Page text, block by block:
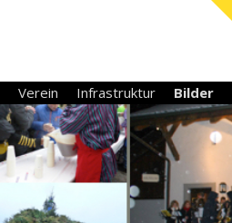
Verein Infrastruktur Bilder